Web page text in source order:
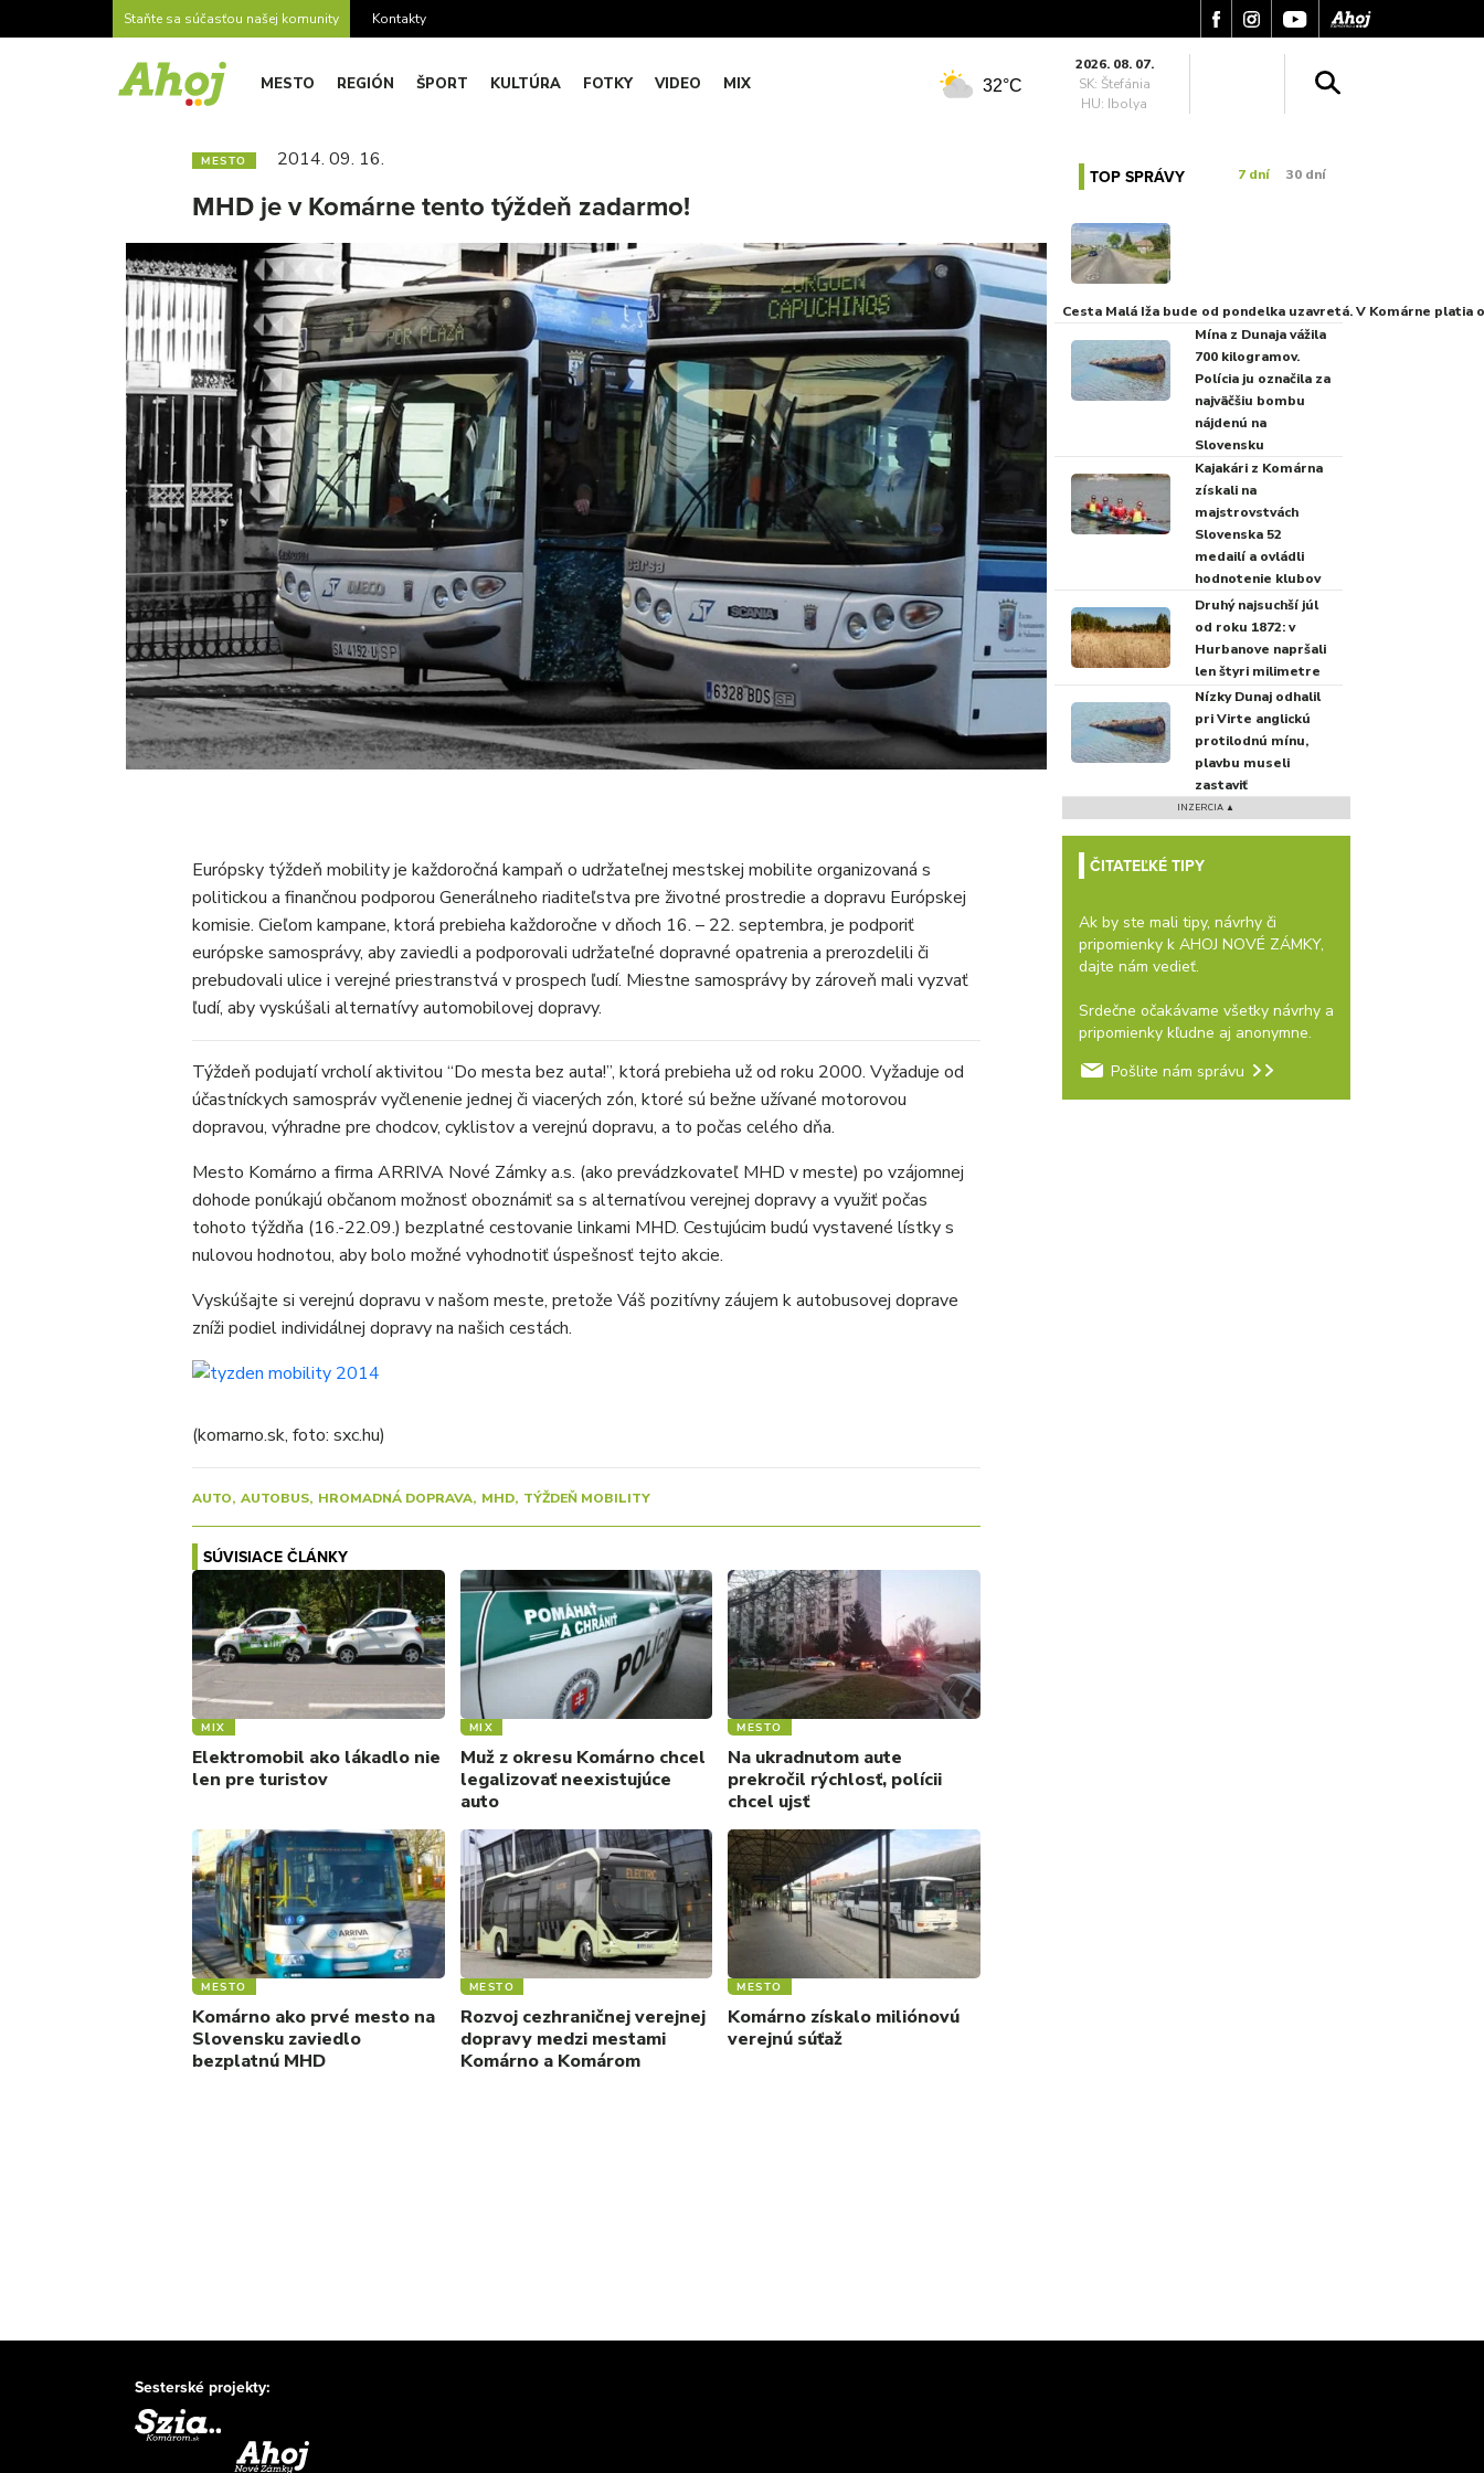
Staňte sa súčasťou našej komunity Kontakty
MESTO REGIÓN ŠPORT KULTÚRA FOTKY VIDEO MIX 32°C
2026. 08. 07.
SK: Štefánia
HU: Ibolya
MESTO 2014. 09. 16.
MHD je v Komárne tento týždeň zadarmo!
Európsky týždeň mobility je každoročná kampaň o udržateľnej mestskej mobilite organizovaná s
politickou a finančnou podporou Generálneho riaditeľstva pre životné prostredie a dopravu Európskej
komisie. Cieľom kampane, ktorá prebieha každoročne v dňoch 16. – 22. septembra, je podporiť
európske samosprávy, aby zaviedli a podporovali udržateľné dopravné opatrenia a prerozdelili či
prebudovali ulice i verejné priestranstvá v prospech ľudí. Miestne samosprávy by zároveň mali vyzvať
ľudí, aby vyskúšali alternatívy automobilovej dopravy.
Týždeň podujatí vrcholí aktivitou “Do mesta bez auta!”, ktorá prebieha už od roku 2000. Vyžaduje od
účastníckych samospráv vyčlenenie jednej či viacerých zón, ktoré sú bežne užívané motorovou
dopravou, výhradne pre chodcov, cyklistov a verejnú dopravu, a to počas celého dňa.
Mesto Komárno a firma ARRIVA Nové Zámky a.s. (ako prevádzkovateľ MHD v meste) po vzájomnej
dohode ponúkajú občanom možnosť oboznámiť sa s alternatívou verejnej dopravy a využiť počas
tohoto týždňa (16.-22.09.) bezplatné cestovanie linkami MHD. Cestujúcim budú vystavené lístky s
nulovou hodnotou, aby bolo možné vyhodnotiť úspešnosť tejto akcie.
Vyskúšajte si verejnú dopravu v našom meste, pretože Váš pozitívny záujem k autobusovej doprave
zníži podiel individálnej dopravy na našich cestách.
(komarno.sk, foto: sxc.hu)
AUTO AUTOBUS HROMADNÁ DOPRAVA MHD TÝŽDEŇ MOBILITY
SÚVISIACE ČLÁNKY
MIX
Elektromobil ako lákadlo nie
len pre turistov
MIX
Muž z okresu Komárno chcel
legalizovať neexistujúce
auto
MESTO
Na ukradnutom aute
prekročil rýchlosť, polícii
chcel ujsť
MESTO
Komárno ako prvé mesto na
Slovensku zaviedlo
bezplatnú MHD
MESTO
Rozvoj cezhraničnej verejnej
dopravy medzi mestami
Komárno a Komárom
MESTO
Komárno získalo miliónovú
verejnú súťaž
TOP SPRÁVY 7 dní 30 dní
Cesta Malá Iža bude od pondelka uzavretá. V Komárne platia
Mína z Dunaja vážila
700 kilogramov.
Polícia ju označila za
najväčšiu bombu
nájdenú na
Slovensku
Kajakári z Komárna
získali na
majstrovstvách
Slovenska 52
medailí a ovládli
hodnotenie klubov
Druhý najsuchší júl
od roku 1872: v
Hurbanove napršali
len štyri milimetre
Nízky Dunaj odhalil
pri Virte anglickú
protilodnú mínu,
plavbu museli
zastaviť
INZERCIA ▲
ČITATEĽKÉ TIPY
Ak by ste mali tipy, návrhy či
pripomienky k AHOJ NOVÉ ZÁMKY,
dajte nám vedieť.
Srdečne očakávame všetky návrhy a
pripomienky kľudne aj anonymne.
Pošlite nám správu
Sesterské projekty: